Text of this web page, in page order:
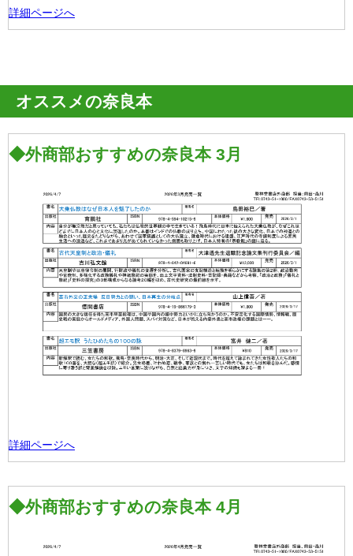
詳細ページへ
オススメの奈良本
◆外商部おすすめの奈良本 3月
詳細ページへ
◆外商部おすすめの奈良本 4月